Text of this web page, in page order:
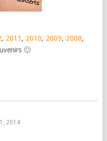
, 2011 , 2010, 2009, 2008,
🙂
1, 2014